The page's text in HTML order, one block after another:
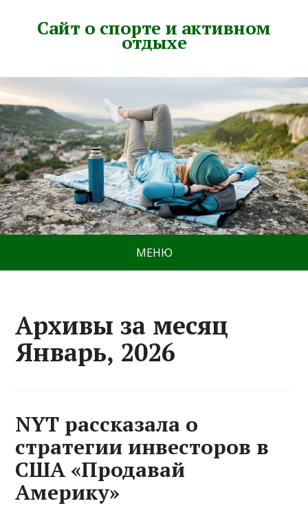
Сайт о спорте и активном
отдыхе
МЕНЮ
Архивы за месяц
Январь, 2026
NYT рассказала о
стратегии инвесторов в
США «Продавай
Америку»